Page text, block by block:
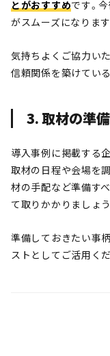
とがおすすめです。
がスムーズになります
気持ちよくご協力い
信頼関係を築けてい
3. 取材の準
導入事例に掲載する
取材の日程や会場を
材の手配など準備す
て取りかかりましょう
準備しておきたい事
ストとしてご活用くだ